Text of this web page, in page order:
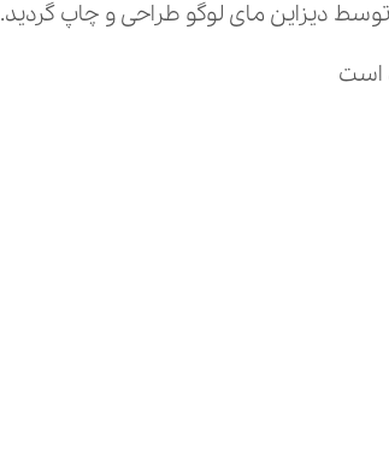
دیزاین مای لوگو طراحی و چاپ گردید.
است